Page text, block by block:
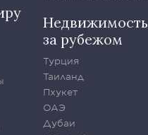
Недвижимость
за рубежом
Турция
Таиланд
Пхукет
ОАЭ
Дубаи